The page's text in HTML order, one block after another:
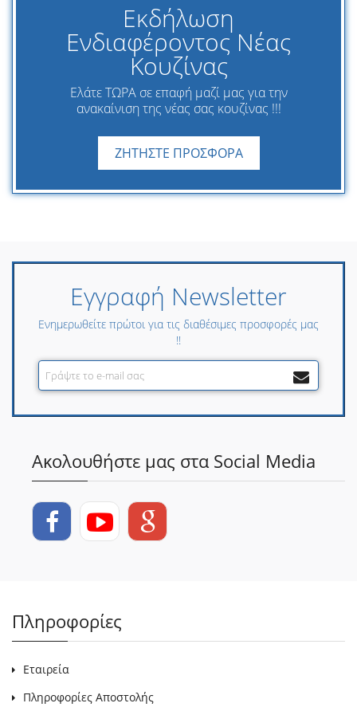
Εκδήλωση
Ενδιαφέροντος Νέας
Κουζίνας
Ελάτε ΤΩΡΑ σε επαφή μαζί μας για την
ανακαίνιση της νέας σας κουζίνας !!!
ΖΗΤΗΣΤΕ ΠΡΟΣΦΟΡΑ
Εγγραφή Newsletter
Ενημερωθείτε πρώτοι για τις διαθέσιμες προσφορές μας
!!
Ακολουθήστε μας στα Social Media
Πληροφορίες
Εταιρεία
Πληροφορίες Αποστολής